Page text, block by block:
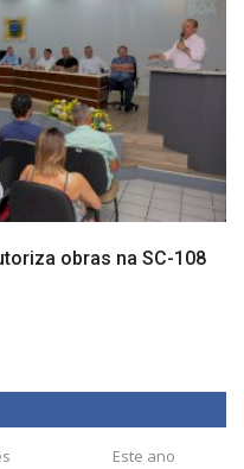
obras na SC-108
Este ano